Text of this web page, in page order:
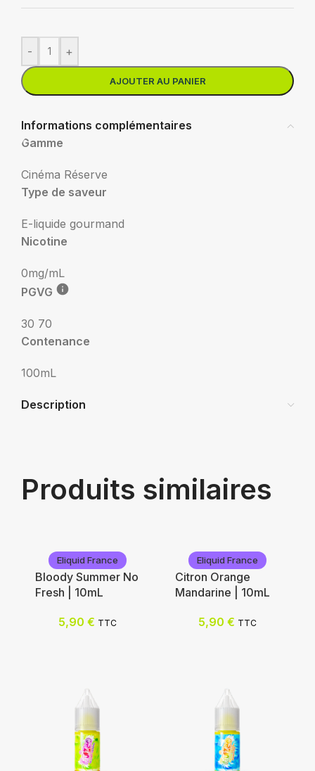
- +
AJOUTER AU PANIER
Informations complémentaires
Gamme
Cinéma Réserve
Type de saveur
E-liquide gourmand
Nicotine
0mg/mL
PGVG
30 70
Contenance
100mL
Description
Produits similaires
Eliquid France
Bloody Summer No
Fresh | 10mL
5,90 € TTC
Eliquid France
Citron Orange
Mandarine | 10mL
5,90 € TTC